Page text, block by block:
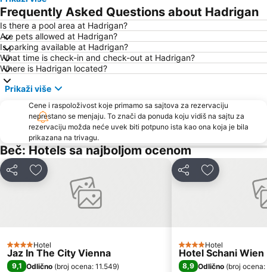
U-Bahnlinie U1
Meidling
Kaiserstraße
Penzing
Graben
Ottakring
Hofburg
Istorijski centar Beča
Wien Simmering
Tržni centar Shopping city Sud
Lugner City
Simmering
Bahnhof Südtiroler Platz
Austrijska galerija Belvedere
Arsenal
Stadion Center
Albertina
Wiener U-Bahn
Alter Bahnhof Stammersdorf - Stammersdorfer Bahnhofspark
Šonbrun - Schönbrunn
Franz-Josefs-Bahnhof
Hafen Freudenau
Gerhard Hanappi Stadion
Alsergrund
Frequently Asked Questions about Hadrigan
Is there a pool area at Hadrigan?
Are pets allowed at Hadrigan?
Is parking available at Hadrigan?
What time is check-in and check-out at Hadrigan?
Where is Hadrigan located?
Prikaži više
Cene i raspoloživost koje primamo sa sajtova za rezervaciju
neprestano se menjaju. To znači da ponuda koju vidiš na sajtu za
rezervaciju možda neće uvek biti potpuno ista kao ona koja je bila
prikazana na trivagu.
Beč: Hotels sa najboljom ocenom
Deli Dodati u favorite
4 Zvezdice
Hotel
Jaz In The City Vienna
9,1 Odlično (broj ocena: 11.549)
Deli Dodati u
4 Zvezdice
Hotel
Hotel Schani
8,9 Odlično (broj ocena: